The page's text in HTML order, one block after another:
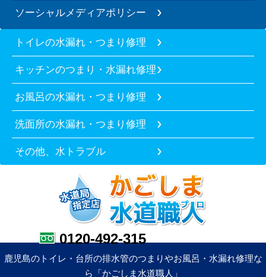
ソーシャルメディアポリシー
トイレの水漏れ・つまり修理
キッチンのつまり・水漏れ修理
お風呂の水漏れ・つまり修理
洗面所の水漏れ・つまり修理
その他、水トラブル
0120-492-315
鹿児島のトイレ・台所の排水管のつまりやお風呂・水漏れ修理な
ら「かごしま水道職人」